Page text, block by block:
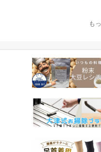
縦型 縦
エコフ
も